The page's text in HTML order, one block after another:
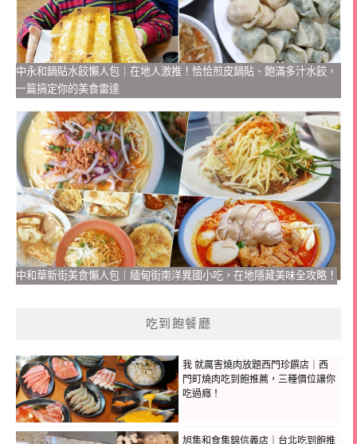
中永和鍋貼水餃懶人包｜在地人激推！恰恰煎皮鍋貼、飽滿多汁水餃，
一篇搞定你的美食雷達
中和華新街美食懶人包｜緬甸街南洋異國小吃，在地隱藏美味全攻略！
吃到飽餐廳
我 就厲害燒肉放題西門珍饌店｜西
門町燒肉吃到飽推薦，三種價位讓你
吃過癮！
旭集和食集錦信義店｜台北吃到飽推